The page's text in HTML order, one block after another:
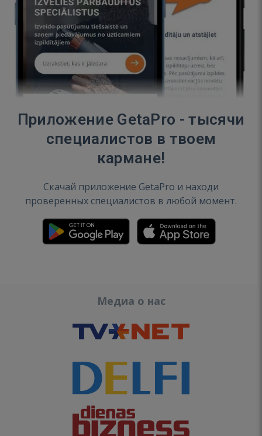
Приложение GetaPro - тысячи
специалистов в твоем
кармане!
Скачай приложение GetaPro и находи
проверенных специалистов в любой момент.
Медиа о нас